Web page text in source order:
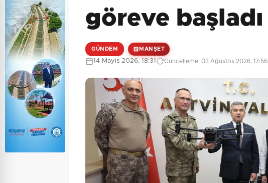
göreve başladı
GÜNDEM MANŞET
14 Mayıs 2026, 18:31 Güncelleme: 03 Ağustos 2026, 17:56